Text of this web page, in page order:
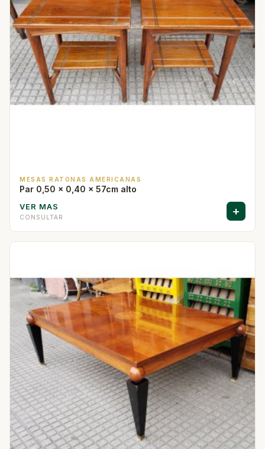
MESAS RATONAS AMERICANAS
Par 0,50 x 0,40 x 57cm alto
VER MAS
CONSULTAR +